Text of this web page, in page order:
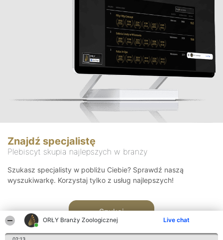
ORŁY Branży Zoologicznej Live chat
Znajdź specjalistę
Plebiscyt skupia najlepszych w branży
Szukasz specjalisty w pobliżu Ciebie? Sprawdź naszą
wyszukiwarkę. Korzystaj tylko z usług najlepszych!
Szukaj